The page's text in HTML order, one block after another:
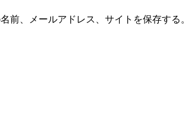
前、メールアドレス、サイトを保存する。